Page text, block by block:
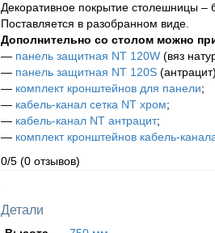
Декоративное покрытие столешницы –
Поставляется в разобранном виде.
Дополнительно со столом можно
— панель защитная NT 120W(вяз
— панель защитная NT 120S
— комплект кронштейнов для панели;
— кабель-канал сетка NT хром;
— кабель-канал NT антрацит;
— комплект кронштейнов кабель-
0/5 (0 отзывов)
Детали